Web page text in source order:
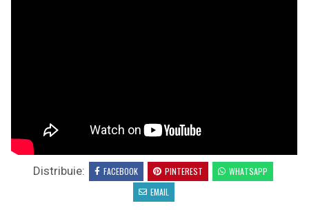
Distribuie: FACEBOOK PINTEREST
WHATSAPP
EMAIL